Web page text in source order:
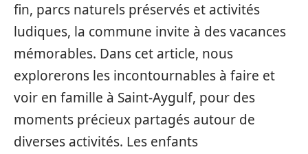
fin, parcs naturels préservés et activités
ludiques, la commune invite à des vacances
mémorables. Dans cet article, nous
explorerons les incontournables à faire et
voir en famille à Saint-Aygulf, pour des
moments précieux partagés autour de
diverses activités. Les enfants